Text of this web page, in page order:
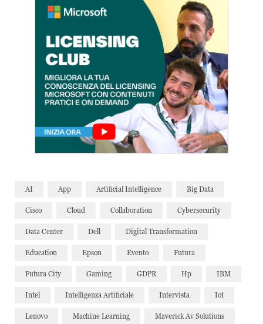
AI App Artificial Intelligence Big Data
Cisco Cloud Collaboration Cybersecurity
Data Center Dell Digital Transformation
Education Epson Evento Futura
Futura City Gaming GDPR Hp IBM
Intel Intelligenza Artificiale Intervista Iot
Lenovo Machine Learning Maverick Av Solutions